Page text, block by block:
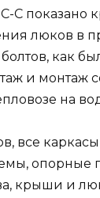
С
люков в
как
и
на
все
опорные
крыши и